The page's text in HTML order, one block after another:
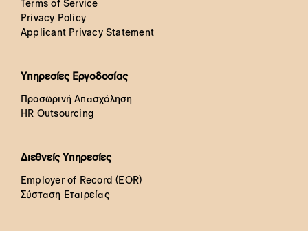
Terms of Service
Privacy Policy
Applicant Privacy Statement
Υπηρεσίες Εργοδοσίας
Προσωρινή Απασχόληση
HR Outsourcing
Διεθνείς Υπηρεσίες
Employer of Record (EOR)
Σύσταση Εταιρείας